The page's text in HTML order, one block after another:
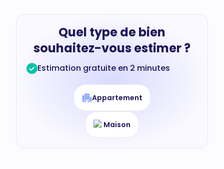
Quel type de bien
souhaitez-vous estimer ?
Estimation gratuite en 2 minutes
Appartement
Maison